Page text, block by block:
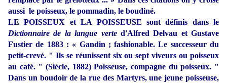
aussi le poisseux, le pommadin, le boudiné.
LE POISSEUX et LA POISSEUSE sont définis dans le
Dictionnaire de la langue verted'Alfred Delvau et Gustave
Fustier de 1883 : « Gandin ; fashionable. Le successeur du
petit-crevé. " Ils se réunissent six ou sept viveurs ou poisseux
au café. " (Siècle, 1882) Poisseuse, compagne du poisseux. "
Dans un boudoir de la rue des Martyrs, une jeune poisseuse,